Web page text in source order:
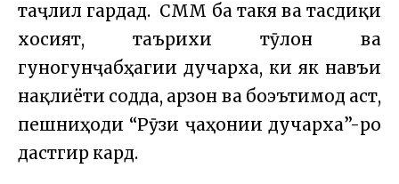
таҷлил гардад. СММ ба такя ва тасдиқи
хосият, таърихи тӯлонӣ ва
гуногунҷабҳагии дучарха, ки як навъи
нақлиёти содда, арзон ва боэътимод аст,
пешниҳоди “Рӯзи ҷаҳонии дучарха”-ро
дастгирӣ кард.